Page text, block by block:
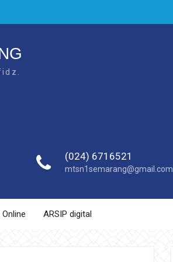
(024) 6716521
mtsn1semarang@gmail.com
Online ARSIP digital